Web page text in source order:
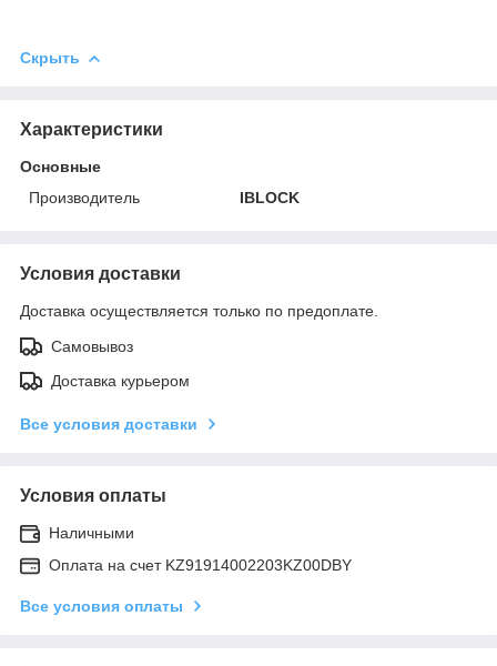
Скрыть
Характеристики
Основные
Производитель
IBLOCK
Условия доставки
Доставка осуществляется только по предоплате.
Самовывоз
Доставка курьером
Все условия доставки
Условия оплаты
Наличными
Оплата на счет KZ91914002203KZ00DBY
Все условия оплаты